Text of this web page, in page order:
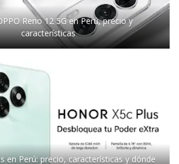
Reno 12 5G en Perú, precio y
características
en Perú: precio, características y dónde